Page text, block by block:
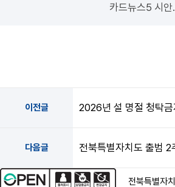
카드뉴스5 시
이전글 2026년 설 명절 청탁금
다음글 전북특별자치도 출범
전북특별자